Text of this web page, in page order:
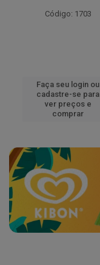
Código: 1703
Faça seu login ou
cadastre-se para
ver preços e
comprar